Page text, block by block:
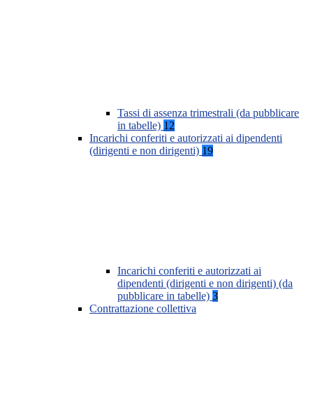
Tassi di assenza trimestrali (da pubblicare
in tabelle) 12
Incarichi conferiti e autorizzati ai dipendenti
(dirigenti e non dirigenti) 19
Incarichi conferiti e autorizzati ai
dipendenti (dirigenti e non dirigenti) (da
pubblicare in tabelle) 3
Contrattazione collettiva